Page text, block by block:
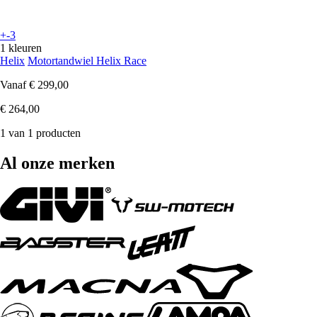
+-3
1 kleuren
Helix Motortandwiel Helix Race
Vanaf € 299,00
€ 264,00
1 van 1 producten
Al onze merken